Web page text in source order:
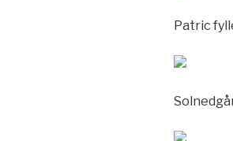
Patric